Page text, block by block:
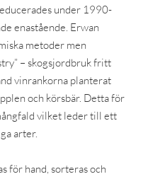
under 1990-
enastående. Erwan
metoder men
– skogsjordbruk fritt
vinrankorna planterat
och körsbär. Detta för
vilket leder till ett
arter.
för hand, sorteras och